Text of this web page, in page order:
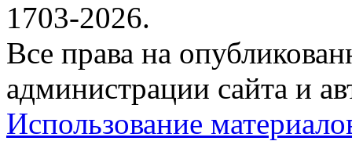
1703-2026.
Все права на
администрации сайта и
Использование